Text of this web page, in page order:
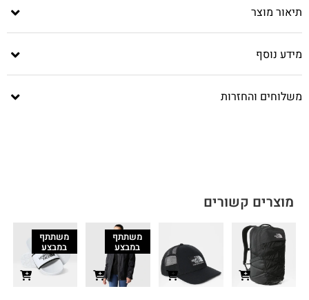
תיאור מוצר
מידע נוסף
משלוחים והחזרות
מוצרים קשורים
משתתף
במבצע
משתתף
במבצע